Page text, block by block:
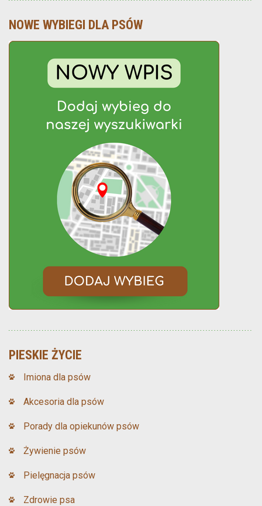
NOWE WYBIEGI DLA PSÓW
PIESKIE ŻYCIE
Imiona dla psów
Akcesoria dla psów
Porady dla opiekunów psów
Żywienie psów
Pielęgnacja psów
Zdrowie psa